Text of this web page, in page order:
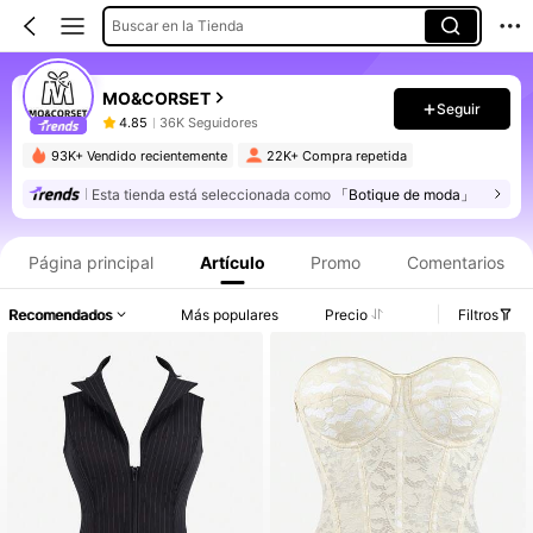
Buscar en la Tienda
MO&CORSET
4.85 36K Seguidores
Seguir
93K+ Vendido recientemente 22K+ Compra repetida
Esta tienda está seleccionada como 「Botique de moda」
Página principal Artículo Promo Comentarios
Recomendados Más populares Precio Filtros